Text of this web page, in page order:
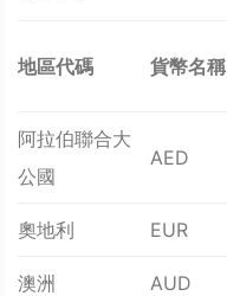
地區代碼 貨幣名稱
阿拉伯聯合大
公國
AED
奧地利 EUR
澳洲 AUD